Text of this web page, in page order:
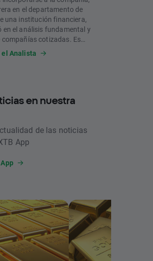
en el departamento de
una institución financiera,
en el análisis fundamental y
compañías cotizadas. Es
y Tecnología por la
III de Madrid.
el Analista
en nuestra
de las noticias
App